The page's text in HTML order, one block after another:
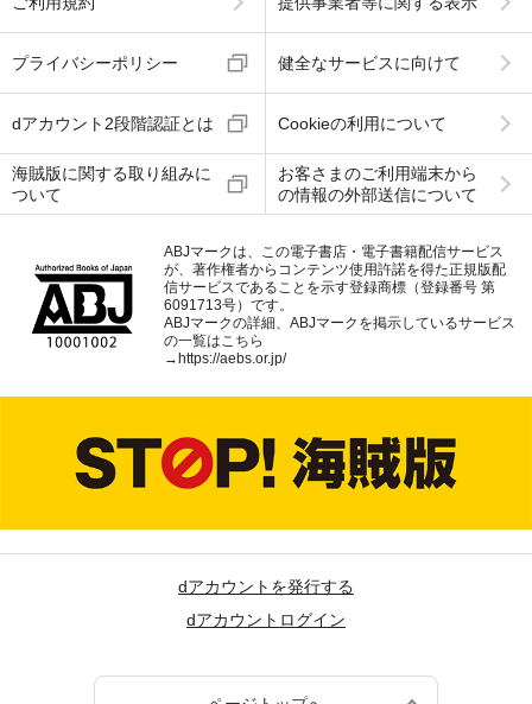
プライバシーポリシー 健全なサービスに向けて
dアカウント2段階認証とは Cookieの利用について
海賊版に関する取り組みに
ついて
お客さまのご利用端末から
の情報の外部送信について
ABJマークは、この電子書店・電子書籍配信サービス
が、著作権者からコンテンツ使用許諾を得た正規版配
信サービスであることを示す登録商標（登録番号 第
6091713号）です。
ABJマークの詳細、ABJマークを掲示しているサービス
の一覧はこちら
→ https://aebs.or.jp/
dアカウントを発行する
dアカウントログイン